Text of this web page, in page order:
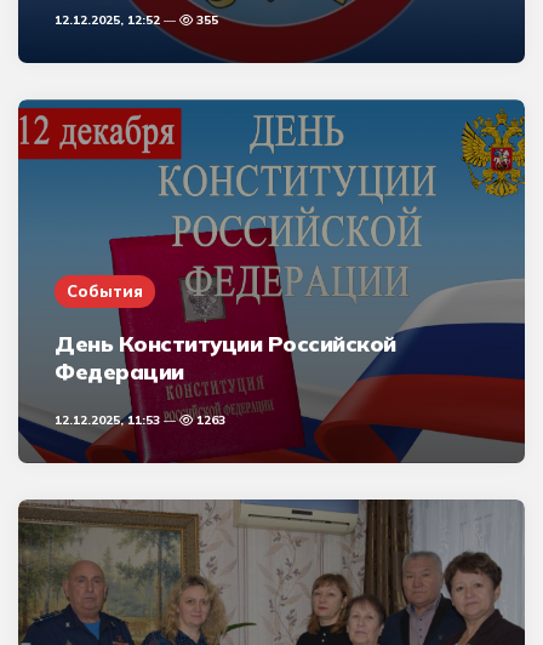
12.12.2025, 12:52 355
События
День Конституции Российской
Федерации
12.12.2025, 11:53 1263